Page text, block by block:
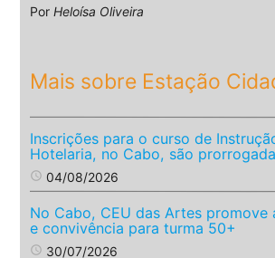
Por Heloísa Oliveira
Mais sobre Estação
Inscrições para o curso de
Hotelaria, no Cabo, são
access_time 04/08/2026
No Cabo, CEU das Artes promove
e convivência para turma 50+
access_time 30/07/2026